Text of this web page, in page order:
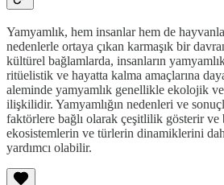
Yamyamlık, hem insanlar hem de
nedenlerle ortaya çıkan karmaşık bir
kültürel bağlamlarda, insanların
ritüelistik ve hayatta kalma amaçlarına
aleminde yamyamlık genellikle ekolojik
ilişkilidir. Yamyamlığın nedenleri ve
faktörlere bağlı olarak çeşitlilik gösterir ve
ekosistemlerin ve türlerin dinamiklerini
yardımcı olabilir.